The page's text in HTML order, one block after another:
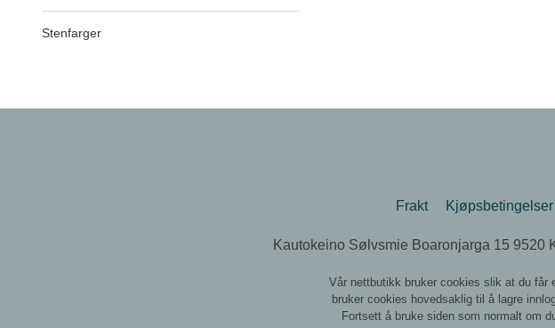
Stenfarger
Frakt Kjøpsbetingelser
Kautokeino Sølvsmie Boaronjarga 15 9520
Vår nettbutikk bruker cookies slik at du får
bruker cookies hovedsaklig til å lagre
Fortsett å bruke siden som normalt om